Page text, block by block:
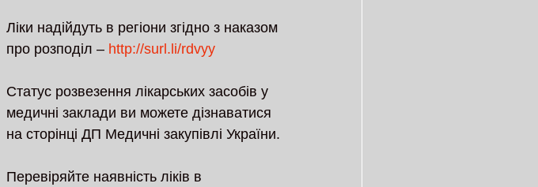
Ліки надійдуть в регіони згідно з наказом
про розподіл – http://surl.li/rdvyy
Статус розвезення лікарських засобів у
медичні заклади ви можете дізнаватися
на сторінці ДП Медичні закупівлі України.
Перевіряйте наявність ліків в